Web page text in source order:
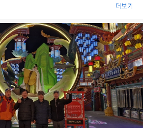
행의 낭만과 백미를 모두 담아낸 생의 소중
지, 여행 전반을 이끈 <참좋은여행사>의 완
더보기